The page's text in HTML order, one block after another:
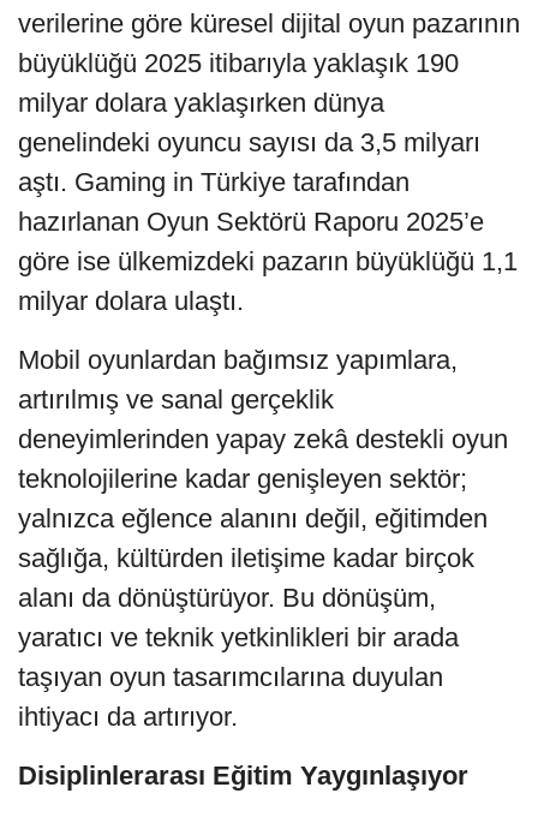
verilerine göre küresel dijital oyun pazarının
büyüklüğü 2025 itibarıyla yaklaşık 190
milyar dolara yaklaşırken dünya
genelindeki oyuncu sayısı da 3,5 milyarı
aştı. Gaming in Türkiye tarafından
hazırlanan Oyun Sektörü Raporu 2025’e
göre ise ülkemizdeki pazarın büyüklüğü 1,1
milyar dolara ulaştı.
Mobil oyunlardan bağımsız yapımlara,
artırılmış ve sanal gerçeklik
deneyimlerinden yapay zekâ destekli oyun
teknolojilerine kadar genişleyen sektör;
yalnızca eğlence alanını değil, eğitimden
sağlığa, kültürden iletişime kadar birçok
alanı da dönüştürüyor. Bu dönüşüm,
yaratıcı ve teknik yetkinlikleri bir arada
taşıyan oyun tasarımcılarına duyulan
ihtiyacı da artırıyor.
Disiplinlerarası Eğitim Yaygınlaşıyor